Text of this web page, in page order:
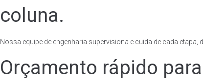
coluna.
Nossa equipe de engenharia supervisiona e cuida de cada etapa,
Orçamento rápido